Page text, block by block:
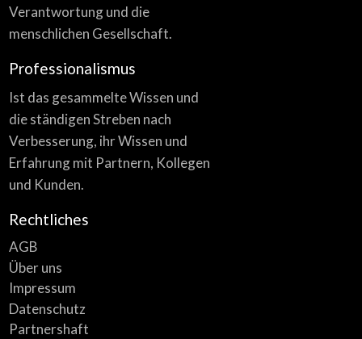
Verantwortung und die
menschlichen Gesellschaft.
Professionalismus
Ist das gesammelte Wissen und
die ständigen Streben nach
Verbesserung, ihr Wissen und
Erfahrung mit Partnern, Kollegen
und Kunden.
Rechtliches
AGB
Über uns
Impressum
Datenschutz
Partnershaft